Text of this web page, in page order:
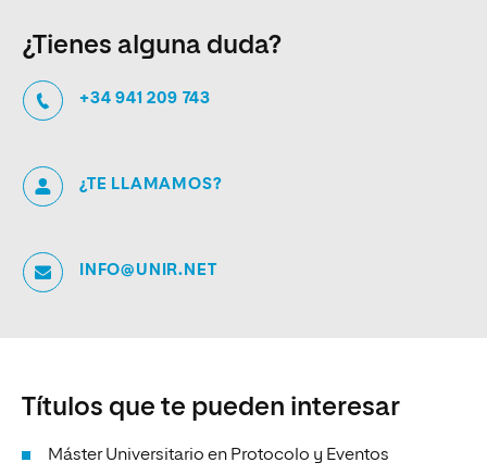
¿Tienes alguna duda?
+34 941 209 743
¿TE LLAMAMOS?
INFO@UNIR.NET
Títulos que te pueden interesar
Máster Universitario en Protocolo y Eventos